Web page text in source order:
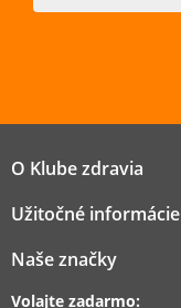
O Klube zdravia
Užitočné informácie
Naše značky
Volajte zadarmo: